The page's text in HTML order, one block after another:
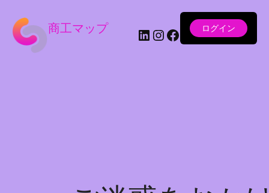
商工マップ LinkedIn Instagram Facebook ログイン